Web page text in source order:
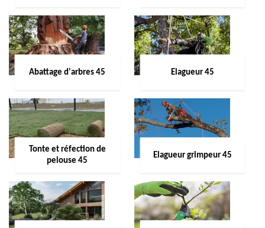
Abattage d'arbres 45 Elagueur 45
Tonte et réfection de
pelouse 45
Elagueur grimpeur 45